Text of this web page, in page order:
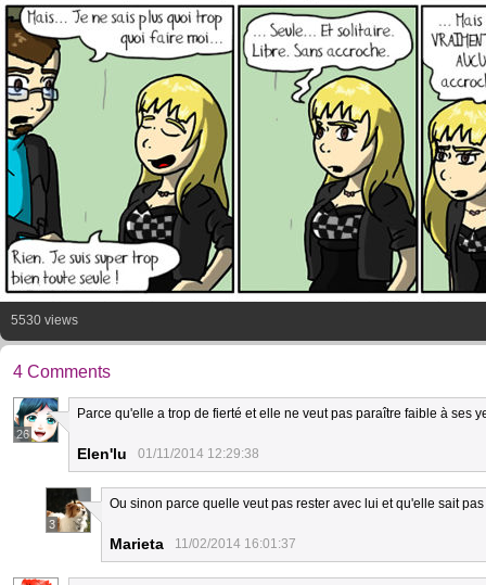
5530 views
4 Comments
26
Parce qu'elle a trop de fierté et elle ne veut pas paraître faible à ses
Elen'lu 01/11/2014 12:29:38
3
Ou sinon parce quelle veut pas rester avec lui et qu'elle sait
Marieta 11/02/2014 16:01:37